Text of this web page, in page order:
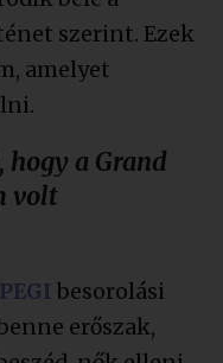
szerint. Ezek
amelyet
hogy a Grand
volt
PEGI besorolási
erőszak,